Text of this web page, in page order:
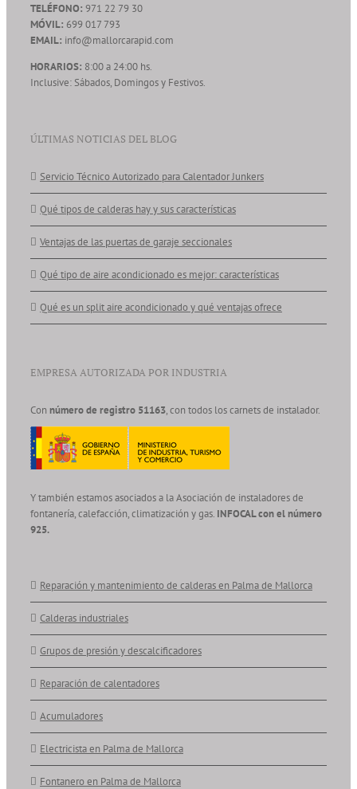
TELÉFONO: 971 22 79 30
MÓVIL: 699 017 793
EMAIL: info@mallorcarapid.com
HORARIOS: 8:00 a 24:00 hs.
Inclusive: Sábados, Domingos y Festivos.
ÚLTIMAS NOTICIAS DEL BLOG
Servicio Técnico Autorizado para Calentador Junkers
Qué tipos de calderas hay y sus características
Ventajas de las puertas de garaje seccionales
Qué tipo de aire acondicionado es mejor: características
Qué es un split aire acondicionado y qué ventajas ofrece
EMPRESA AUTORIZADA POR INDUSTRIA
Con número de registro 51163, con todos los carnets de instalador.
Y también estamos asociados a la Asociación de instaladores de
fontanería, calefacción, climatización y gas. INFOCAL con el número
925.
Reparación y mantenimiento de calderas en Palma de Mallorca
Calderas industriales
Grupos de presión y descalcificadores
Reparación de calentadores
Acumuladores
Electricista en Palma de Mallorca
Fontanero en Palma de Mallorca